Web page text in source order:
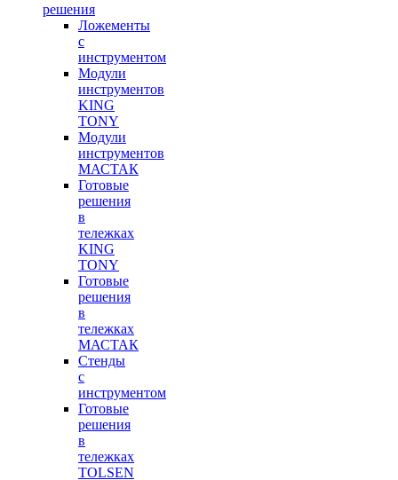
решения
Ложементы
с
инструментом
Модули
инструментов
KING
TONY
Модули
инструментов
МАСТАК
Готовые
решения
в
тележках
KING
TONY
Готовые
решения
в
тележках
МАСТАК
Стенды
с
инструментом
Готовые
решения
в
тележках
TOLSEN